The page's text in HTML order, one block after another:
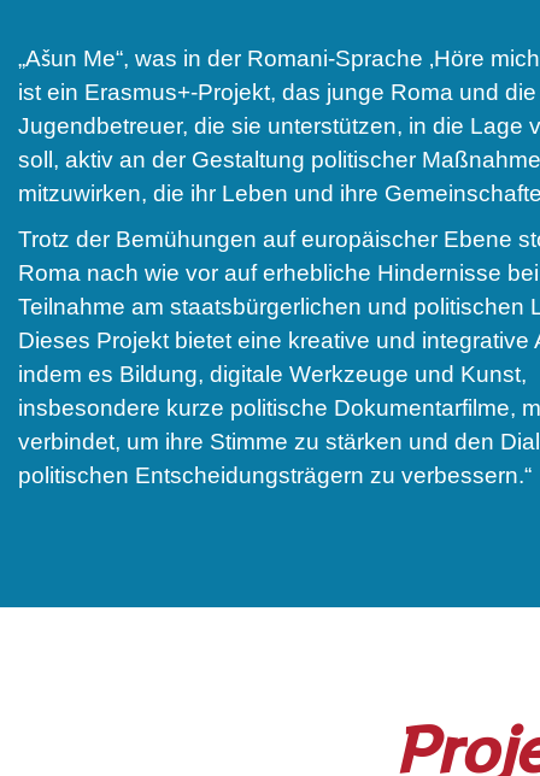
„Ašun Me“, was in der Romani-Sprache ‚Höre
ist ein Erasmus+-Projekt, das junge Roma und die
Jugendbetreuer, die sie unterstützen, in die Lage
soll, aktiv an der Gestaltung politischer
mitzuwirken, die ihr Leben und ihre
Trotz der Bemühungen auf europäischer Ebene
Roma nach wie vor auf erhebliche Hindernisse
Teilnahme am staatsbürgerlichen und politischen
Dieses Projekt bietet eine kreative und integrative
indem es Bildung, digitale Werkzeuge und Kunst,
insbesondere kurze politische Dokumentarfilme,
verbindet, um ihre Stimme zu stärken und den
politischen Entscheidungsträgern zu verbessern.“